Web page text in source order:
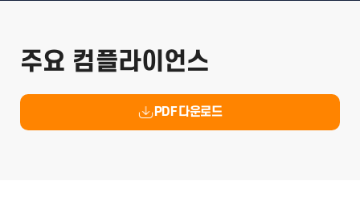
주요 컴플라이언스
PDF 다운로드